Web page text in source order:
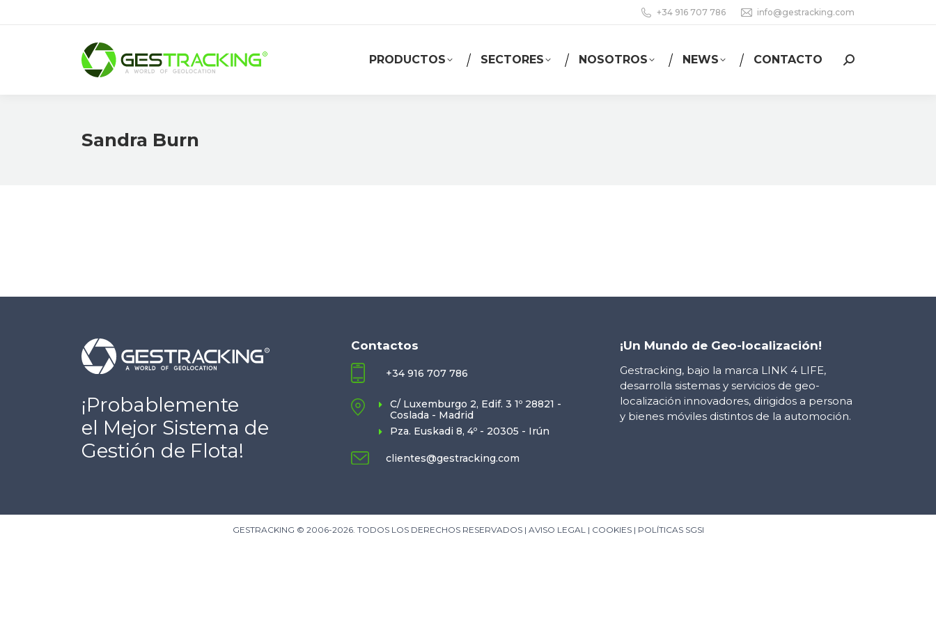
+34 916 707 786 info@gestracking.com
PRODUCTOS SECTORES NOSOTROS NEWS CONTACTO Buscar:
Sandra Burn
¡Probablemente
el Mejor Sistema de
Gestión de Flota!
Contactos
+34 916 707 786
C/ Luxemburgo 2, Edif. 3 1º 28821 -
Coslada - Madrid
Pza. Euskadi 8, 4º - 20305 - Irún
clientes@gestracking.com
¡Un Mundo de Geo-localización!
Gestracking, bajo la marca LINK 4 LIFE,
desarrolla sistemas y servicios de geo-
localización innovadores, dirigidos a persona
y bienes móviles distintos de la automoción.
GESTRACKING © 2006-2026. TODOS LOS DERECHOS RESERVADOS | AVISO LEGAL | COOKIES| POLÍTICAS SGSI